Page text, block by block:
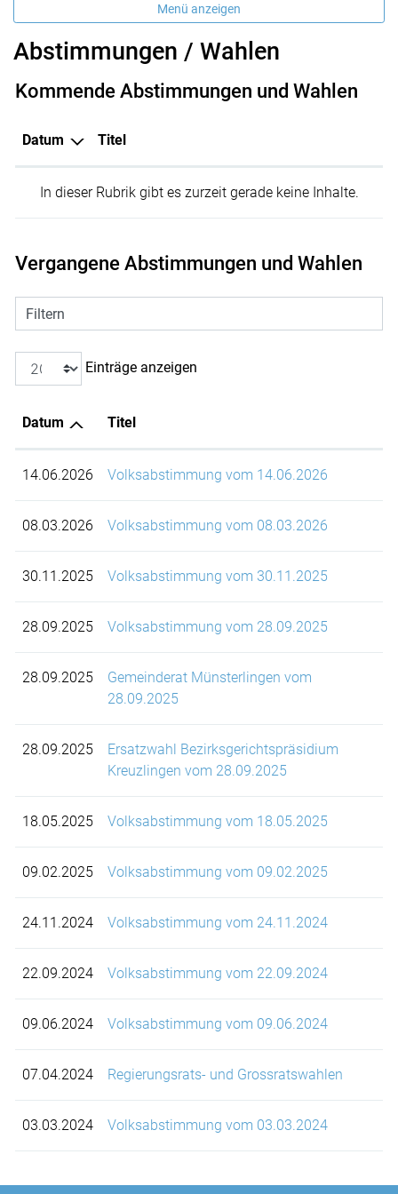
Menü anzeigen
Abstimmungen / Wahlen
Kommende Abstimmungen und Wahlen
Datum Titel
In dieser Rubrik gibt es zurzeit gerade keine Inhalte.
Vergangene Abstimmungen und Wahlen
Filtern
Einträge anzeigen
Datum Titel
14.06.2026 Volksabstimmung vom 14.06.2026
08.03.2026 Volksabstimmung vom 08.03.2026
30.11.2025 Volksabstimmung vom 30.11.2025
28.09.2025 Volksabstimmung vom 28.09.2025
28.09.2025
Gemeinderat Münsterlingen vom
28.09.2025
28.09.2025
Ersatzwahl Bezirksgerichtspräsidium
Kreuzlingen vom 28.09.2025
18.05.2025 Volksabstimmung vom 18.05.2025
09.02.2025 Volksabstimmung vom 09.02.2025
24.11.2024 Volksabstimmung vom 24.11.2024
22.09.2024 Volksabstimmung vom 22.09.2024
09.06.2024 Volksabstimmung vom 09.06.2024
07.04.2024 Regierungsrats- und Grossratswahlen
03.03.2024 Volksabstimmung vom 03.03.2024